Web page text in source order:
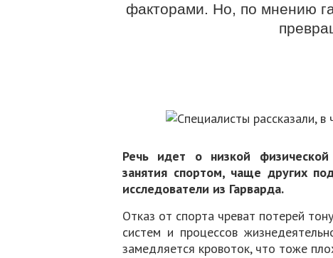
факторами. Но, по мнению
Речь идет о низкой
занятия спортом, чаще других
исследователи из Гарварда.
Отказ от спорта чреват потерей
систем и процессов
замедляется кровоток, что тоже